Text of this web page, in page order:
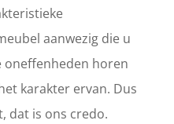
aanwezig die u
oneffenheden horen
karakter ervan. Dus
dat is ons credo.